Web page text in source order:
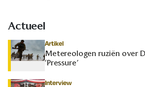
Actueel
Artikel
Metereologen ruziën over
‘Pressure’
Interview